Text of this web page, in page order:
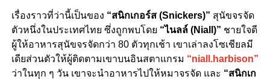
เรื่องราวที่ว่านี้เป็นของ “สนิกเกอร์ส (Snickers)” สุนัขจรจัด
ตัวหนึ่งในประเทศไทย ซึ่งถูกพบโดย “ไนลล์ (Niall)” ชายใจดี
ผู้ให้อาหารสุนัขจรจัดกว่า 80 ตัวทุกเช้า เขาเล่าลงโซเชียลมี
เดียส่วนตัวให้ผู้ติดตามเขาบนอินสตาแกรม “niall.harbison”
ว่าในทุก ๆ วัน เขาจะนำอาหารไปให้หมาจรจัด และ “สนิกเก